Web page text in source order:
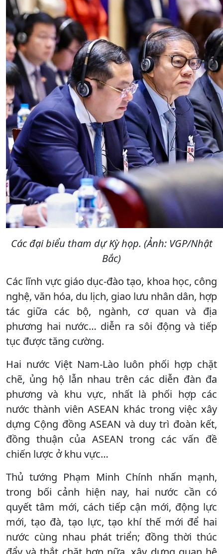
Các đại biểu tham dự Kỳ họp. (Ảnh: VGP/Nhật
Bắc)
Các lĩnh vực giáo dục-đào tạo, khoa học, công
nghệ, văn hóa, du lịch, giao lưu nhân dân, hợp
tác giữa các bộ, ngành, cơ quan và địa
phương hai nước… diễn ra sôi động và tiếp
tục được tăng cường.
Hai nước Việt Nam-Lào luôn phối hợp chặt
chẽ, ủng hộ lẫn nhau trên các diễn đàn đa
phương và khu vực, nhất là phối hợp các
nước thành viên ASEAN khác trong việc xây
dựng Cộng đồng ASEAN và duy trì đoàn kết,
đồng thuận của ASEAN trong các vấn đề
chiến lược ở khu vực…
Thủ tướng Phạm Minh Chính nhấn mạnh,
trong bối cảnh hiện nay, hai nước cần có
quyết tâm mới, cách tiếp cận mới, động lực
mới, tạo đà, tạo lực, tạo khí thế mới để hai
nước cùng nhau phát triển; đồng thời thúc